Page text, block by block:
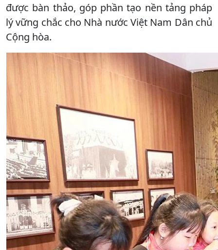
được bàn thảo, góp phần tạo nền tảng pháp
lý vững chắc cho Nhà nước Việt Nam Dân chủ
Cộng hòa.